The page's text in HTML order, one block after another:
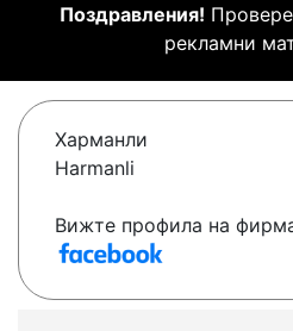
Поздравления!
рекламни
Харманли
Harmanli
Вижте профила на